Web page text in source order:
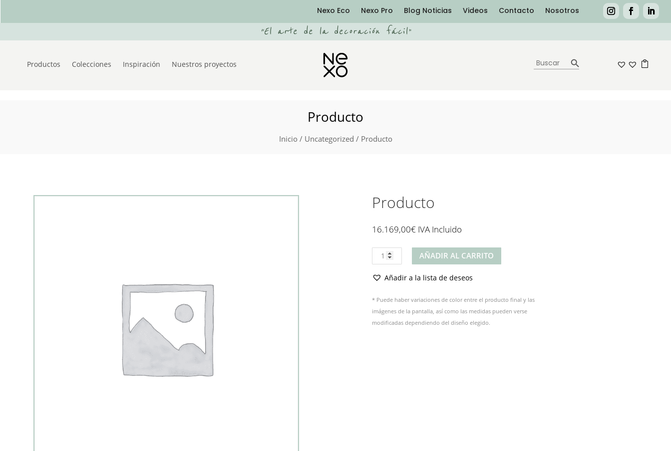
Nexo Eco Nexo Pro Blog Noticias Videos Contacto Nosotros
“El arte de la decoración fácil”
Productos Colecciones Inspiración Nuestros proyectos
Producto
Inicio / Uncategorized / Producto
Producto
16.169,00€ IVA Incluido
Producto
cantidad
AÑADIR AL CARRITO
Añadir a la lista de deseos
* Puede haber variaciones de color entre el producto final y las
imágenes de la pantalla, así como las medidas pueden verse
modificadas dependiendo del diseño elegido.